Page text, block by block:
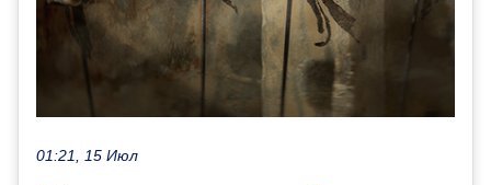
01:21, 15 Июл